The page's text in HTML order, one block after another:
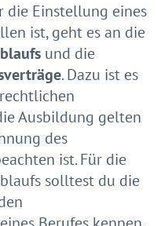
die Einstellung eines
ist, geht es an die
und die
. Dazu ist es
Ausbildung gelten
des
ist. Für die
solltest du die